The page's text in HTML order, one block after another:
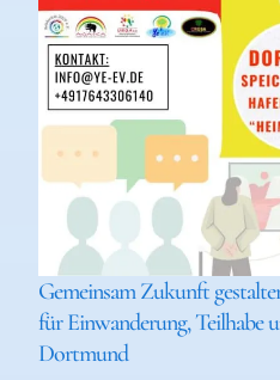
Gemeinsam Zukunft
für Einwanderung, Teilhabe
Dortmund